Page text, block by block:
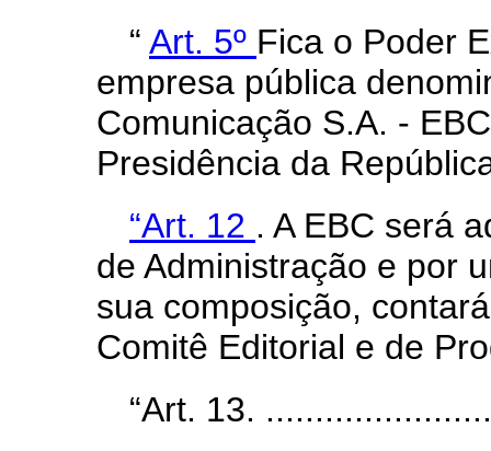
“ Art. 5º Fica o Poder
empresa pública
Comunicação S.A. -
Presidência da
“Art. 12 . A EBC será
de Administração e por
sua composição,
Comitê Editorial e de
“Art. 13.